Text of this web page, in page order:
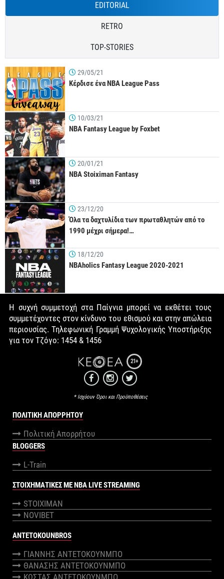
EDITORIAL
RETRO
TOP-STORIES
29/05/21
Κέρδισε ένα NBA League Pass
10/03/21
NBA Fantasy League by Foxbet
20/01/21
NBA Stoiximan Fantasy
23/12/20
Όλα τα δαχτυλίδια των πρωταθλητών από το
1990 μέχρι σήμερα!…
18/12/20
NBAholics Fantasy League 2020-2021
Η συχνή συμμετοχή στα Παίγνια μπορεί να εκθέτει τους
συμμετέχοντες στον κίνδυνο του εθισμού και στην απώλεια
περιουσίας. Τηλεφωνική Γραμμή Ψυχολογικής Υποστήριξης
για τον Τζόγο: 1454 & 1456
21+
* Ισχύουν Όροι και Προϋποθέσεις
ΠΟΛΙΤΙΚΉ ΑΠΟΡΡΉΤΟΥ
Πολιτική Απορρήτου
BLOGGERS
L-Train
ΣΤΟΙΧΗΜΑΤΙΚΕΣ ΜΕ NBA LIVE STREAMING
STOIXIMAN
NOVIBET
ANTETOKOUNBROS
ΓΙΑΝΝΗΣ ΑΝΤΕΤΟΚΟΥΝΜΠΟ
ΘΑΝΑΣΗΣ ΑΝΤΕΤΟΚΟΥΝΜΠΟ
ΚΩΣΤΑΣ ΑΝΤΕΤΟΚΟΥΝΜΠΟ